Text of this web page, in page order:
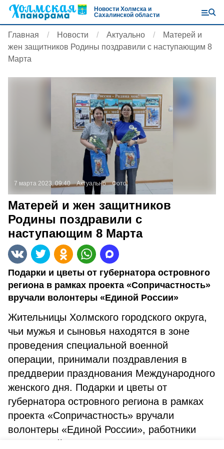
Новости Холмска и
Сахалинской области
Главная Новости Актуально
Матерей и
жен защитников Родины поздравили с наступающим 8
Марта
7 марта 2023, 09:40 Актуально Фото:
Матерей и жен защитников
Родины поздравили с
наступающим 8 Марта
Подарки и цветы от губернатора островного
региона в рамках проекта «Сопричастность»
вручали волонтеры «Единой России»
Жительницы Холмского городского округа,
чьи мужья и сыновья находятся в зоне
проведения специальной военной
операции, принимали поздравления в
преддверии празднования Международного
женского дня. Подарки и цветы от
губернатора островного региона в рамках
проекта «Сопричастность» вручали
волонтеры «Единой России», работники
социальной защиты и администрации